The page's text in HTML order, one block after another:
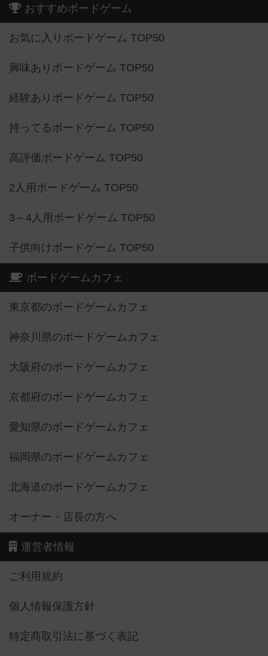
おすすめボードゲーム
お気に入りボードゲーム TOP50
興味ありボードゲーム TOP50
経験ありボードゲーム TOP50
持ってるボードゲーム TOP50
高評価ボードゲーム TOP50
2人用ボードゲーム TOP50
3～4人用ボードゲーム TOP50
子供向けボードゲーム TOP50
ボードゲームカフェ
東京都のボードゲームカフェ
神奈川県のボードゲームカフェ
大阪府のボードゲームカフェ
京都府のボードゲームカフェ
愛知県のボードゲームカフェ
福岡県のボードゲームカフェ
北海道のボードゲームカフェ
オーナー・店長の方へ
運営者情報
ご利用規約
個人情報保護方針
特定商取引法に基づく表記